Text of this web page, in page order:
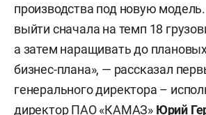
производства под новую
выйти сначала на темп 18
а затем наращивать до
бизнес-плана», — рассказал
генерального директора –
директор ПАО «КАМАЗ» Юрий